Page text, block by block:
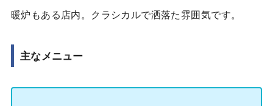
暖炉もある店内。クラシカルで洒落た雰囲気です。
主なメニュー